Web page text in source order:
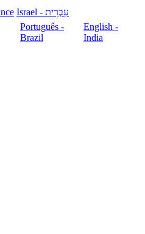
עִבְרִית - Israel
Português -
Brazil
English -
India